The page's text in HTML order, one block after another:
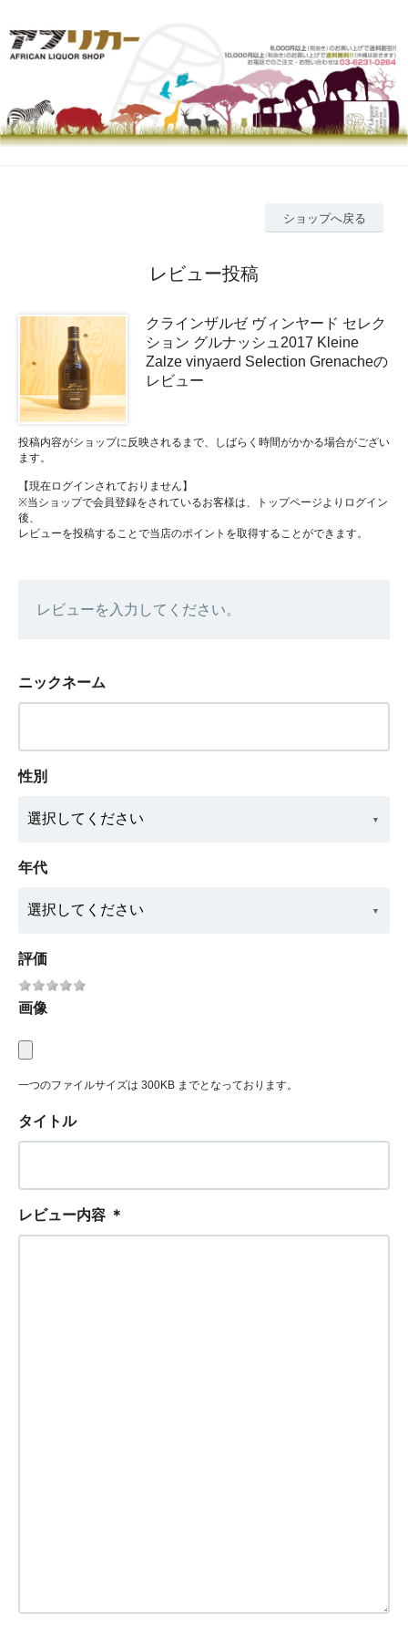
ショップへ戻る
レビュー投稿
クラインザルゼ ヴィンヤード セレク
ション グルナッシュ2017 Kleine
Zalze vinyaerd Selection Grenacheの
レビュー
投稿内容がショップに反映されるまで、しばらく時間がかかる場合がござい
ます。
【現在ログインされておりません】
※当ショップで会員登録をされているお客様は、トップページよりログイン
後、
レビューを投稿することで当店のポイントを取得することができます。
レビューを入力してください。
ニックネーム
性別
年代
評価
画像
一つのファイルサイズは 300KB までとなっております。
タイトル
レビュー内容 ＊